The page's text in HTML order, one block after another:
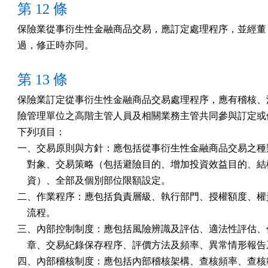
第 12 條
保險業從事衍生性金融商品交易，應訂定處理程序，並經
過，修正時亦同。
第 13 條
保險業訂定從事衍生性金融商品交易處理程序，應有稽核
險管理單位之高階主管人員及相關業務主管共同參與訂定
下列項目：
一、交易原則與方針：應包括從事衍生性金融商品交易之
對象、交易策略（包括避險目的、增加投資效益目的、
    資）、全部及個別部位限額設定。
二、作業程序：應包括負責層級、執行部門、授權額度、
    流程。
三、內部控制制度：應包括風險辨識及評估、適法性評估
章、交易紀錄保存程序、評價方法及頻率、異常情形報
四、內部稽核制度：應包括內部稽核架構、查核頻率、查